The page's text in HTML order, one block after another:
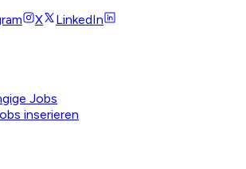
X LinkedIn
Jobs
inserieren